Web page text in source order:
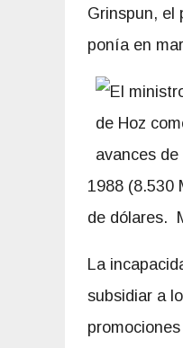
Grinspun, el
ponía en
1988 (8.530
de dólares.
La
subsidiar a